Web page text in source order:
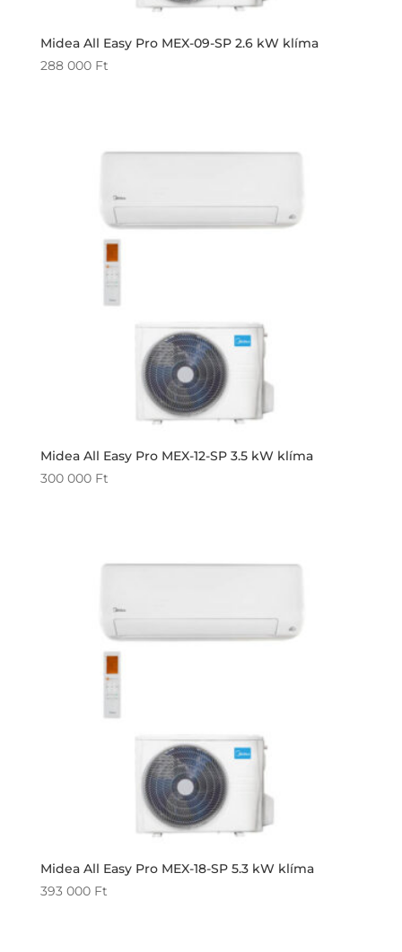
Midea All Easy Pro MEX-09-SP 2.6 kW klíma
288 000 Ft
Midea All Easy Pro MEX-12-SP 3.5 kW klíma
300 000 Ft
Midea All Easy Pro MEX-18-SP 5.3 kW klíma
393 000 Ft